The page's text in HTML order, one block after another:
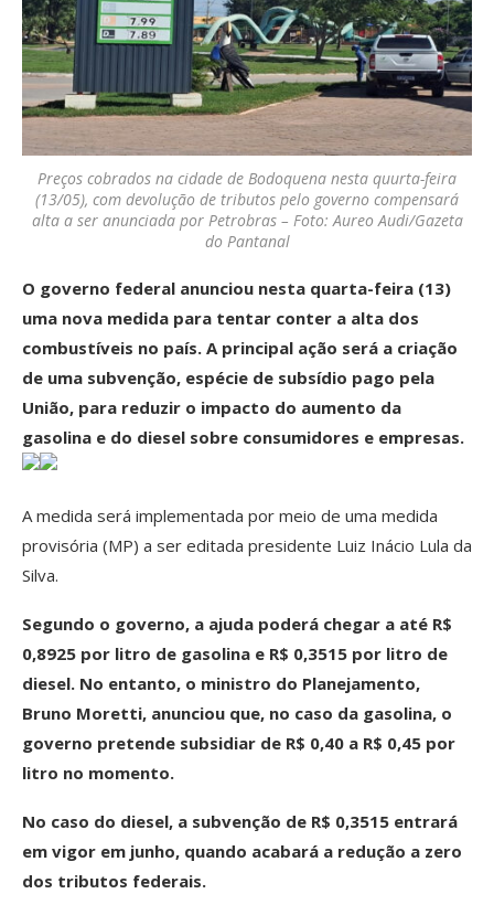
Preços cobrados na cidade de Bodoquena nesta quurta-feira
(13/05), com devolução de tributos pelo governo compensará
alta a ser anunciada por Petrobras – Foto: Aureo Audi/Gazeta
do Pantanal
O governo federal anunciou nesta quarta-feira (13)
uma nova medida para tentar conter a alta dos
combustíveis no país. A principal ação será a criação
de uma subvenção, espécie de subsídio pago pela
União, para reduzir o impacto do aumento da
gasolina e do diesel sobre consumidores e empresas.
A medida será implementada por meio de uma medida
provisória (MP) a ser editada presidente Luiz Inácio Lula da
Silva.
Segundo o governo, a ajuda poderá chegar a até R$
0,8925 por litro de gasolina e R$ 0,3515 por litro de
diesel. No entanto, o ministro do Planejamento,
Bruno Moretti, anunciou que, no caso da gasolina, o
governo pretende subsidiar de R$ 0,40 a R$ 0,45 por
litro no momento.
No caso do diesel, a subvenção de R$ 0,3515 entrará
em vigor em junho, quando acabará a redução a zero
dos tributos federais.